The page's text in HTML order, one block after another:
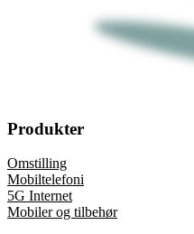
Produkter
Omstilling
Mobiltelefoni
5G Internet
Mobiler og tilbehør